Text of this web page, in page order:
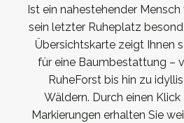
Ist ein nahestehender
sein letzter Ruheplatz
Übersichtskarte zeigt Ihnen
für eine Baumbestattung –
RuheForst bis hin zu
Wäldern. Durch einen
Markierungen erhalten Sie